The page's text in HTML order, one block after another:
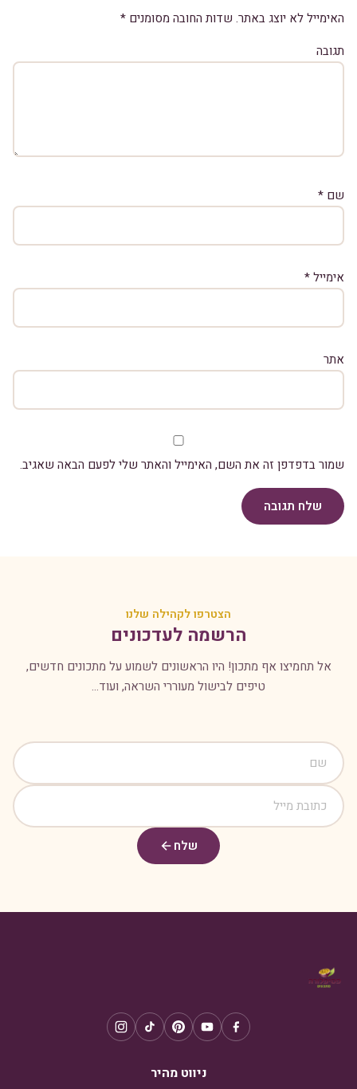
האימייל לא יוצג באתר. שדות החובה מסומנים *
תגובה
שם *
אימייל*
אתר
שמור בדפדפן זה את השם, האימייל והאתר שלי לפעם הבאה שאגיב.
שלח תגובה
הצטרפו לקהילה שלנו
הרשמה לעדכונים
אל תחמיצו אף מתכון! היו הראשונים לשמוע על מתכונים חדשים,
טיפים לבישול מעוררי השראה, ועוד...
שלח
ניווט מהיר